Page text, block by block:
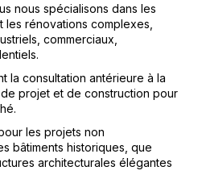
nous spécialisons dans les
rénovations complexes,
commerciaux,
la consultation antérieure à la
projet et de construction pour
les projets non
bâtiments historiques, que
architecturales élégantes